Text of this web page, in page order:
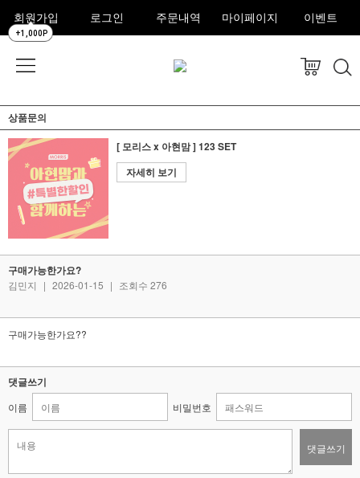
회원가입
+1,000P
로그인 주문내역 마이페이지 이벤트
상품문의
[ 모리스 x 아현맘 ] 123 SET
자세히 보기
구매가능한가요?
김민지 | 2026-01-15 | 조회수 276
구매가능한가요??
댓글쓰기
이름 비밀번호
댓글쓰기